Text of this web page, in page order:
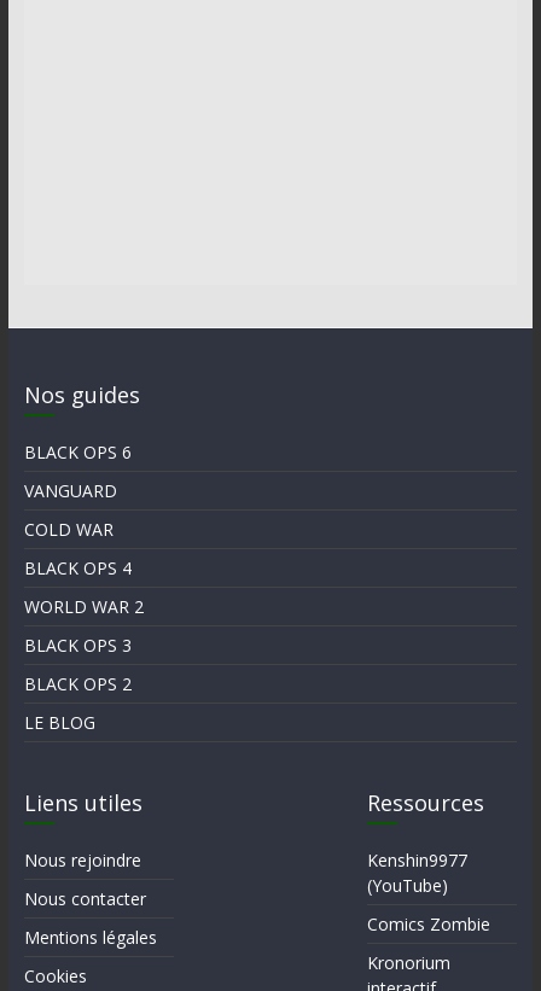
Nos guides
BLACK OPS 6
VANGUARD
COLD WAR
BLACK OPS 4
WORLD WAR 2
BLACK OPS 3
BLACK OPS 2
LE BLOG
Liens utiles
Nous rejoindre
Nous contacter
Mentions légales
Cookies
Ressources
Kenshin9977
(YouTube)
Comics Zombie
Kronorium